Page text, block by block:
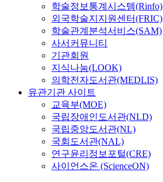
학술정보통계시스템(Rinfo)
외국학술지지원센터(FRIC)
학술관계분석서비스(SAM)
사서커뮤니티
기관회원
지식나눔(LOOK)
의학전자도서관(MEDLIS)
유관기관 사이트
교육부(MOE)
국립장애인도서관(NLD)
국립중앙도서관(NL)
국회도서관(NAL)
연구윤리정보포털(CRE)
사이언스온 (ScienceON)